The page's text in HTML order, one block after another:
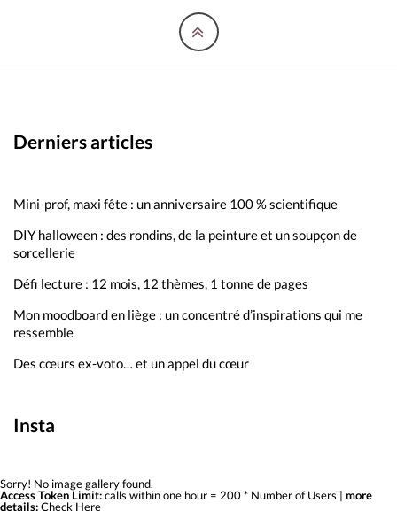
Derniers articles
Mini-prof, maxi fête : un anniversaire 100 % scientifique
DIY halloween : des rondins, de la peinture et un soupçon de
sorcellerie
Défi lecture : 12 mois, 12 thèmes, 1 tonne de pages
Mon moodboard en liège : un concentré d’inspirations qui me
ressemble
Des cœurs ex-voto… et un appel du cœur
Insta
Sorry! No image gallery found.
Access Token Limit:calls within one hour = 200 * Number of Users | more
details:Check Here